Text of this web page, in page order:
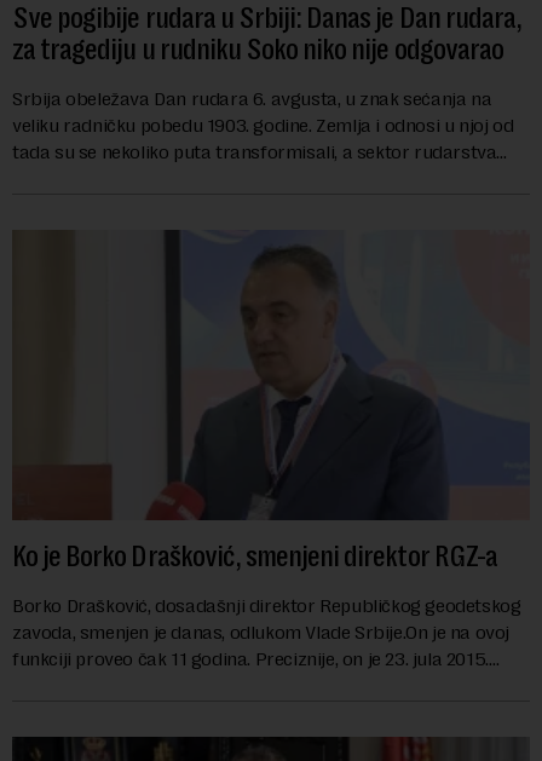
Sve pogibije rudara u Srbiji: Danas je Dan rudara,
za tragediju u rudniku Soko niko nije odgovarao
Srbija obeležava Dan rudara 6. avgusta, u znak sećanja na
veliku radničku pobedu 1903. godine. Zemlja i odnosi u njoj od
tada su se nekoliko puta transformisali, a sektor rudarstva
Ko je Borko Drašković, smenjeni direktor RGZ-a
Borko Drašković, dosadašnji direktor Republičkog geodetskog
zavoda, smenjen je danas, odlukom Vlade Srbije.On je na ovoj
funkciji proveo čak 11 godina. Preciznije, on je 23. jula 2015.